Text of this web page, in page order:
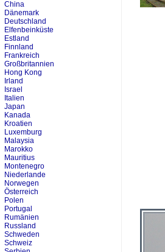
China
Dänemark
Deutschland
Elfenbeinküste
Estland
Finnland
Frankreich
Großbritannien
Hong Kong
Irland
Israel
Italien
Japan
Kanada
Kroatien
Luxemburg
Malaysia
Marokko
Mauritius
Montenegro
Niederlande
Norwegen
Österreich
Polen
Portugal
Rumänien
Russland
Schweden
Schweiz